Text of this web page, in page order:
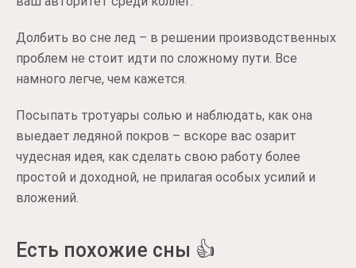
Долбить во сне лед – в решении производственных
проблем не стоит идти по сложному пути. Все
намного легче, чем кажется.
Посыпать тротуары солью и наблюдать, как она
выедает ледяной покров – вскоре вас озарит
чудесная идея, как сделать свою работу более
простой и доходной, не прилагая особых усилий и
вложений.
Есть похожие сны 👍